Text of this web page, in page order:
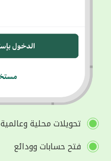
تحويلات محلية وعالمية
فتح حسابات وودائع